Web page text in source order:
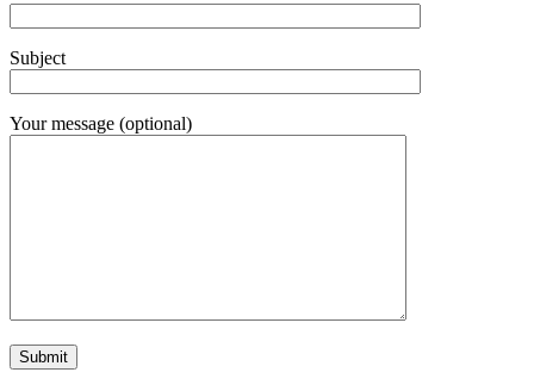
Subject
Your message (optional)